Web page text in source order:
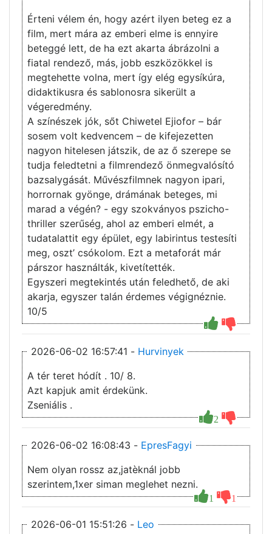
Érteni vélem én, hogy azért ilyen beteg ez a
film, mert mára az emberi elme is ennyire
beteggé lett, de ha ezt akarta ábrázolni a
fiatal rendező, más, jobb eszközökkel is
megtehette volna, mert így elég egysíkúra,
didaktikusra és sablonosra sikerült a
végeredmény.
A színészek jók, sőt Chiwetel Ejiofor – bár
sosem volt kedvencem – de kifejezetten
nagyon hitelesen játszik, de az ő szerepe se
tudja feledtetni a filmrendező önmegvalósító
bazsalygását. Művészfilmnek nagyon ipari,
horrornak gyönge, drámának beteges, mi
marad a végén? - egy szokványos pszicho-
thriller szerűség, ahol az emberi elmét, a
tudatalattit egy épület, egy labirintus testesíti
meg, oszt’ csókolom. Ezt a metaforát már
párszor használták, kivetítették.
Egyszeri megtekintés után feledhető, de aki
akarja, egyszer talán érdemes végignéznie.
10/5
2026-06-02 16:57:41 - Hurvinyek
2
A tér teret hódít . 10/ 8.
Azt kapjuk amit érdekünk.
Zseniális .
2026-06-02 16:08:43 - EpresFagyi
1 1
Nem olyan rossz az,jatèknál jobb
szerintem,1xer siman meglehet nezni.
2026-06-01 15:51:26 - Leo